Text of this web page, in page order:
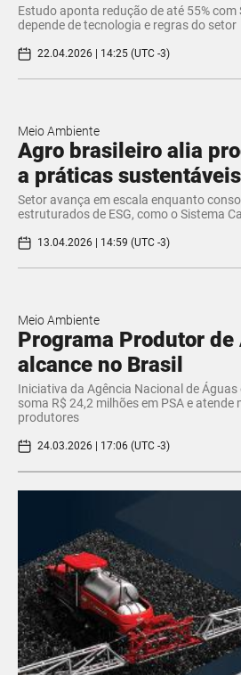
Estudo aponta redução de até 55% com
depende de tecnologia e regras do setor
22.04.2026 | 14:25 (UTC -3)
Meio Ambiente
Agro brasileiro alia
a práticas sustentáveis
Setor avança em escala enquanto
estruturados de ESG, como o Sistema
13.04.2026 | 14:59 (UTC -3)
Meio Ambiente
Programa Produtor
alcance no Brasil
Iniciativa da Agência Nacional de
soma R$ 24,2 milhões em PSA e atende
produtores
24.03.2026 | 17:06 (UTC -3)